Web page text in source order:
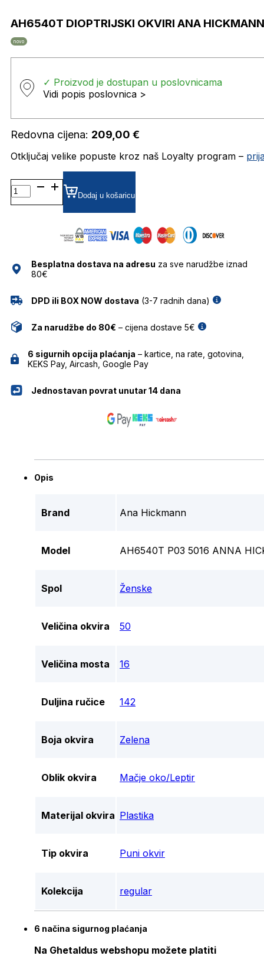
AH6540T DIOPTRIJSKI OKVIRI ANA HICKMANN
novo
✓ Proizvod je dostupan u poslovnicama
Vidi popis poslovnica >
Redovna cijena: 209,00 €
Otključaj velike popuste kroz naš Loyalty program –
AH6540T DIOPTRIJSKI
OKVIRI
ANA
Dodaj u košaricu
Besplatna dostava na adresu za sve narudžbe iznad
80€
DPD ili BOX NOW dostava (3-7 radnih dana)
Za narudžbe do 80€ – cijena dostave 5€
6 sigurnih opcija plaćanja – kartice, na rate, gotovina,
KEKS Pay, Aircash, Google Pay
Jednostavan povrat unutar 14 dana
Opis
Brand Ana Hickmann
Model AH6540T P03 5016 ANNA
Spol Ženske
Veličina okvira 50
Veličina mosta 16
Duljina ručice 142
Boja okvira Zelena
Oblik okvira Mačje oko/Leptir
Materijal okvira Plastika
Tip okvira Puni okvir
Kolekcija regular
6 načina sigurnog plaćanja
Na Ghetaldus webshopu možete platiti